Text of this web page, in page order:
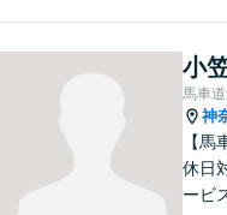
談く
経験
小
馬車
神
【
休日
ービ